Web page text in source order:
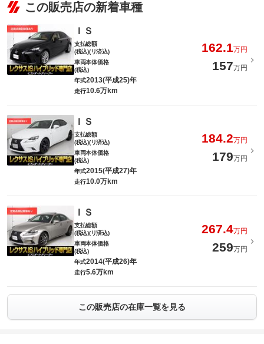
この販売店の新着車種
ＩＳ
支払総額
(税込)(リ済込)
162.1万円
車両本体価格
(税込)
157万円
年式2013(平成25)年
走行10.6万km
ＩＳ
支払総額
(税込)(リ済込)
184.2万円
車両本体価格
(税込)
179万円
年式2015(平成27)年
走行10.0万km
ＩＳ
支払総額
(税込)(リ済込)
267.4万円
車両本体価格
(税込)
259万円
年式2014(平成26)年
走行5.6万km
この販売店の在庫一覧を見る